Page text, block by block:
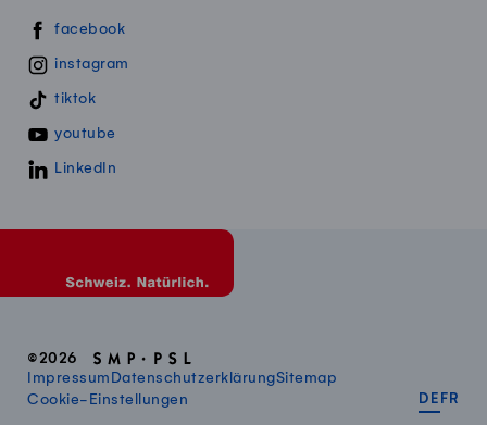
Swissmillk auf Social Media
facebook
instagram
tiktok
youtube
LinkedIn
©2026
Impressum DatenschutzerklärungSitemap
Cookie-Einstellungen
DE FR